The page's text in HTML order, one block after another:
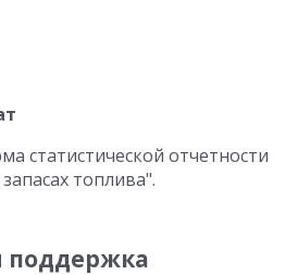
статистической отчетности
топлива".